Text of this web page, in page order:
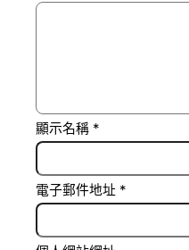
顯示名稱 *
電子郵件地址 *